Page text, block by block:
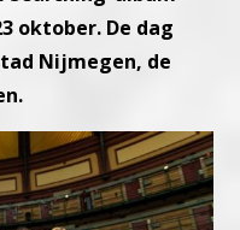
oktober. De dag
Nijmegen, de